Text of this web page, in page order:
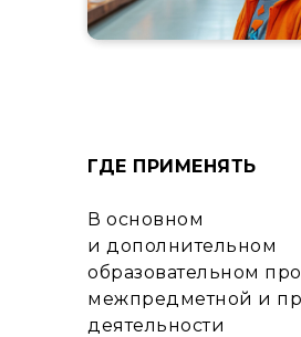
ГДЕ ПРИМЕНЯТЬ
В основном
и дополнительном
образовательном
межпредметной и
деятельности